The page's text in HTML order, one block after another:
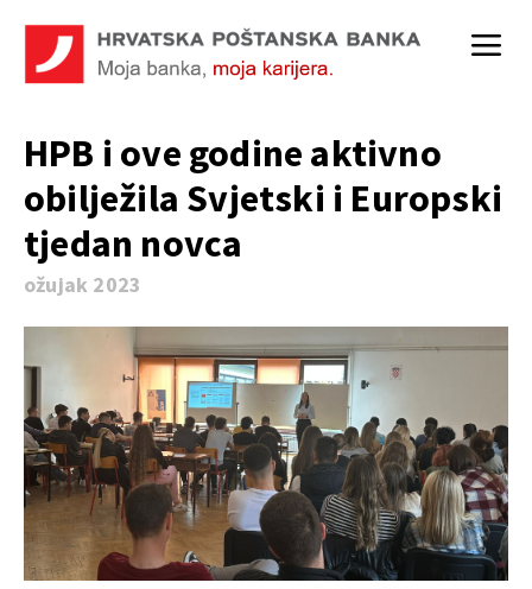
HPB i ove godine aktivno
obilježila Svjetski i Europski
tjedan novca
ožujak 2023